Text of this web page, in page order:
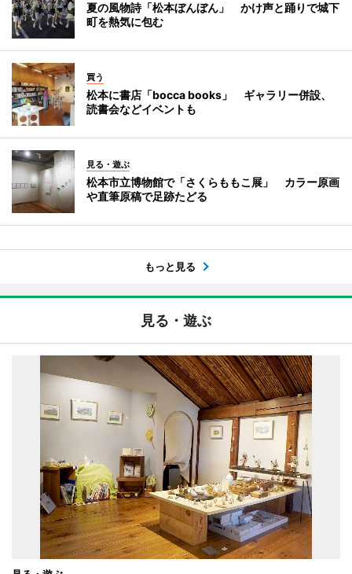
夏の風物詩「松本ぼんぼん」 かけ声と踊りで城下
町を熱気に包む
買う
松本に書店「bocca books」 ギャラリー併設、
読書会などイベントも
見る・遊ぶ
松本市立博物館で「さくらももこ展」 カラー原画
や直筆原稿で足跡たどる
もっと見る
見る・遊ぶ